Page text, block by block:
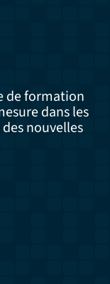
de formation
dans les
nouvelles